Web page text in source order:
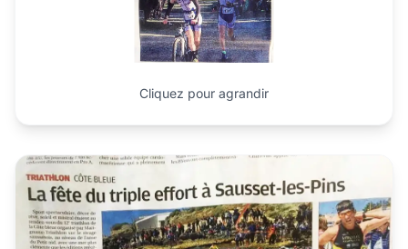
Cliquez pour agrandir